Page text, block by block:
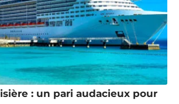
: un pari audacieux pour